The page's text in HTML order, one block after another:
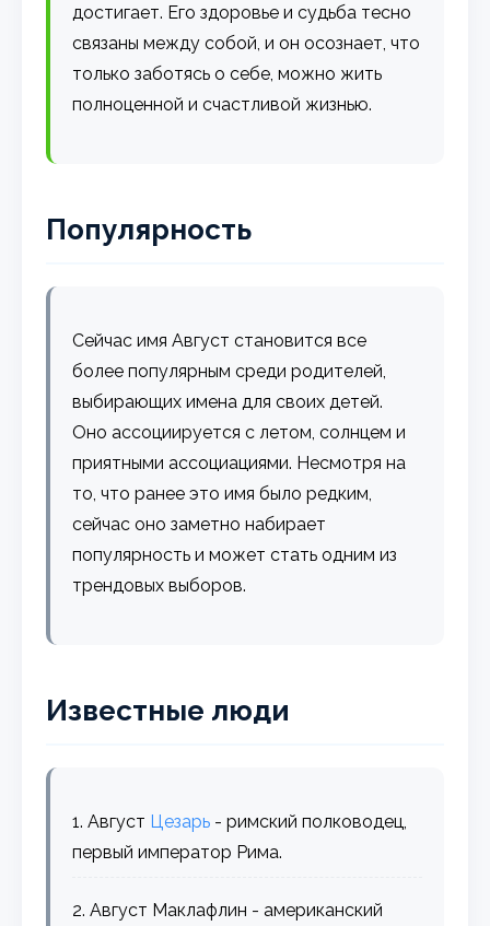
достигает. Его здоровье и судьба тесно
связаны между собой, и он осознает, что
только заботясь о себе, можно жить
полноценной и счастливой жизнью.
Популярность
Сейчас имя Август становится все
более популярным среди родителей,
выбирающих имена для своих детей.
Оно ассоциируется с летом, солнцем и
приятными ассоциациями. Несмотря на
то, что ранее это имя было редким,
сейчас оно заметно набирает
популярность и может стать одним из
трендовых выборов.
Известные люди
1. Август Цезарь - римский полководец,
первый император Рима.
2. Август Маклафлин - американский